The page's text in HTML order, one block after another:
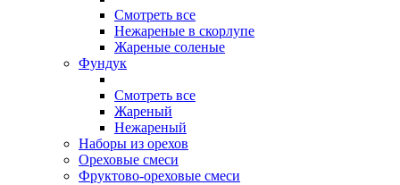
Смотреть все
Нежареные в скорлупе
Жареные соленые
Фундук
Смотреть все
Жареный
Нежареный
Наборы из орехов
Ореховые смеси
Фруктово-ореховые смеси